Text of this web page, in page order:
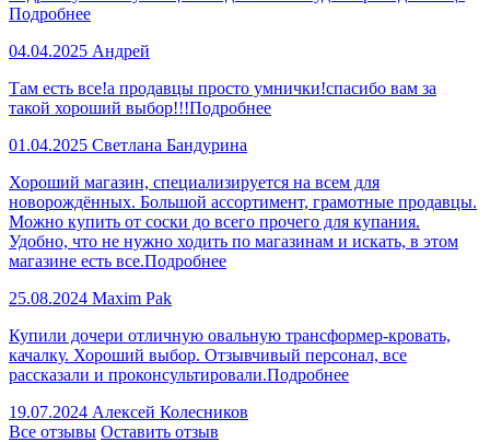
Подробнее
04.04.2025 Андрей
Там есть все!а продавцы просто умнички!спасибо вам за
такой хороший выбор!!!Подробнее
01.04.2025 Светлана Бандурина
Хороший магазин, специализируется на всем для
новорождённых. Большой ассортимент, грамотные продавцы.
Можно купить от соски до всего прочего для купания.
Удобно, что не нужно ходить по магазинам и искать, в этом
магазине есть все.Подробнее
25.08.2024 Maxim Pak
Купили дочери отличную овальную трансформер-кровать,
качалку. Хороший выбор. Отзывчивый персонал, все
рассказали и проконсультировали.Подробнее
19.07.2024 Алексей Колесников
Все отзывы Оставить отзыв